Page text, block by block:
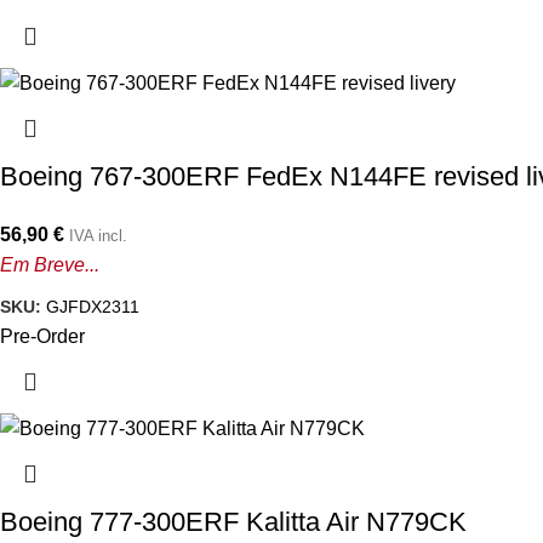
Boeing 767-300ERF FedEx N144FE revised
56,90 € IVA incl.
Em Breve...
SKU: GJFDX2311
Pre-Order
Boeing 777-300ERF Kalitta Air N779CK